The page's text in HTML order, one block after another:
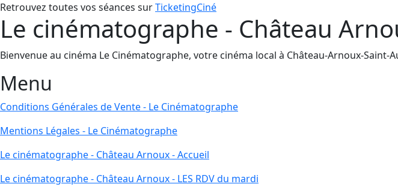
Retrouvez toutes vos séances surTicketingCiné
Le cinématographe - Château
Bienvenue au cinéma Le Cinématographe, votre cinéma local à Château-Arnoux-
Menu
Conditions Générales de Vente - Le Cinématographe
Mentions Légales - Le Cinématographe
Le cinématographe - Château Arnoux - Accueil
Le cinématographe - Château Arnoux - LES RDV du mardi